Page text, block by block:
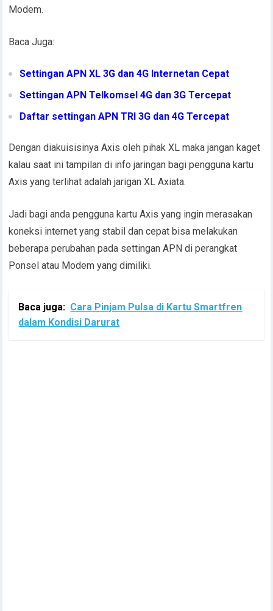
Modem.
Baca Juga:
Settingan APN XL 3G dan 4G Internetan Cepat
Settingan APN Telkomsel 4G dan 3G Tercepat
Daftar settingan APN TRI 3G dan 4G Tercepat
Dengan diakuisisinya Axis oleh pihak XL maka jangan kaget
kalau saat ini tampilan di info jaringan bagi pengguna kartu
Axis yang terlihat adalah jarigan XL Axiata.
Jadi bagi anda pengguna kartu Axis yang ingin merasakan
koneksi internet yang stabil dan cepat bisa melakukan
beberapa perubahan pada settingan APN di perangkat
Ponsel atau Modem yang dimiliki.
Baca juga: Cara Pinjam Pulsa di Kartu Smartfren
dalam Kondisi Darurat